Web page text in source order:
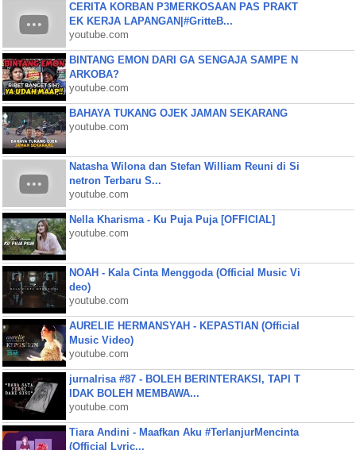
CERITA KORBAN P3MERKOSAAN PAS PRAKT
EK KERJA LAPANGAN|#GritteB...
youtube.com
BINTANG EMON DARI GA SENGAJA SAMPE N
ARKOBA?
youtube.com
BAHAYA TUKANG OJEK JAMAN SEKARANG
youtube.com
Natasha Wilona dan Stefan William Reuni di Si
netron Terbaru S...
youtube.com
Nella Kharisma - Ku Puja Puja [OFFICIAL]
youtube.com
NOAH - Kala Cinta Menggoda (Official Music Vi
deo)
youtube.com
AURELIE HERMANSYAH - KEPASTIAN (Official
Music Video)
youtube.com
jurnalrisa #87 - BOLEH BERINTERAKSI, TAPI T
IDAK BOLEH MEMBAWA...
youtube.com
Tiara Andini - Maafkan Aku #TerlanjurMencinta
(Official Lyric...